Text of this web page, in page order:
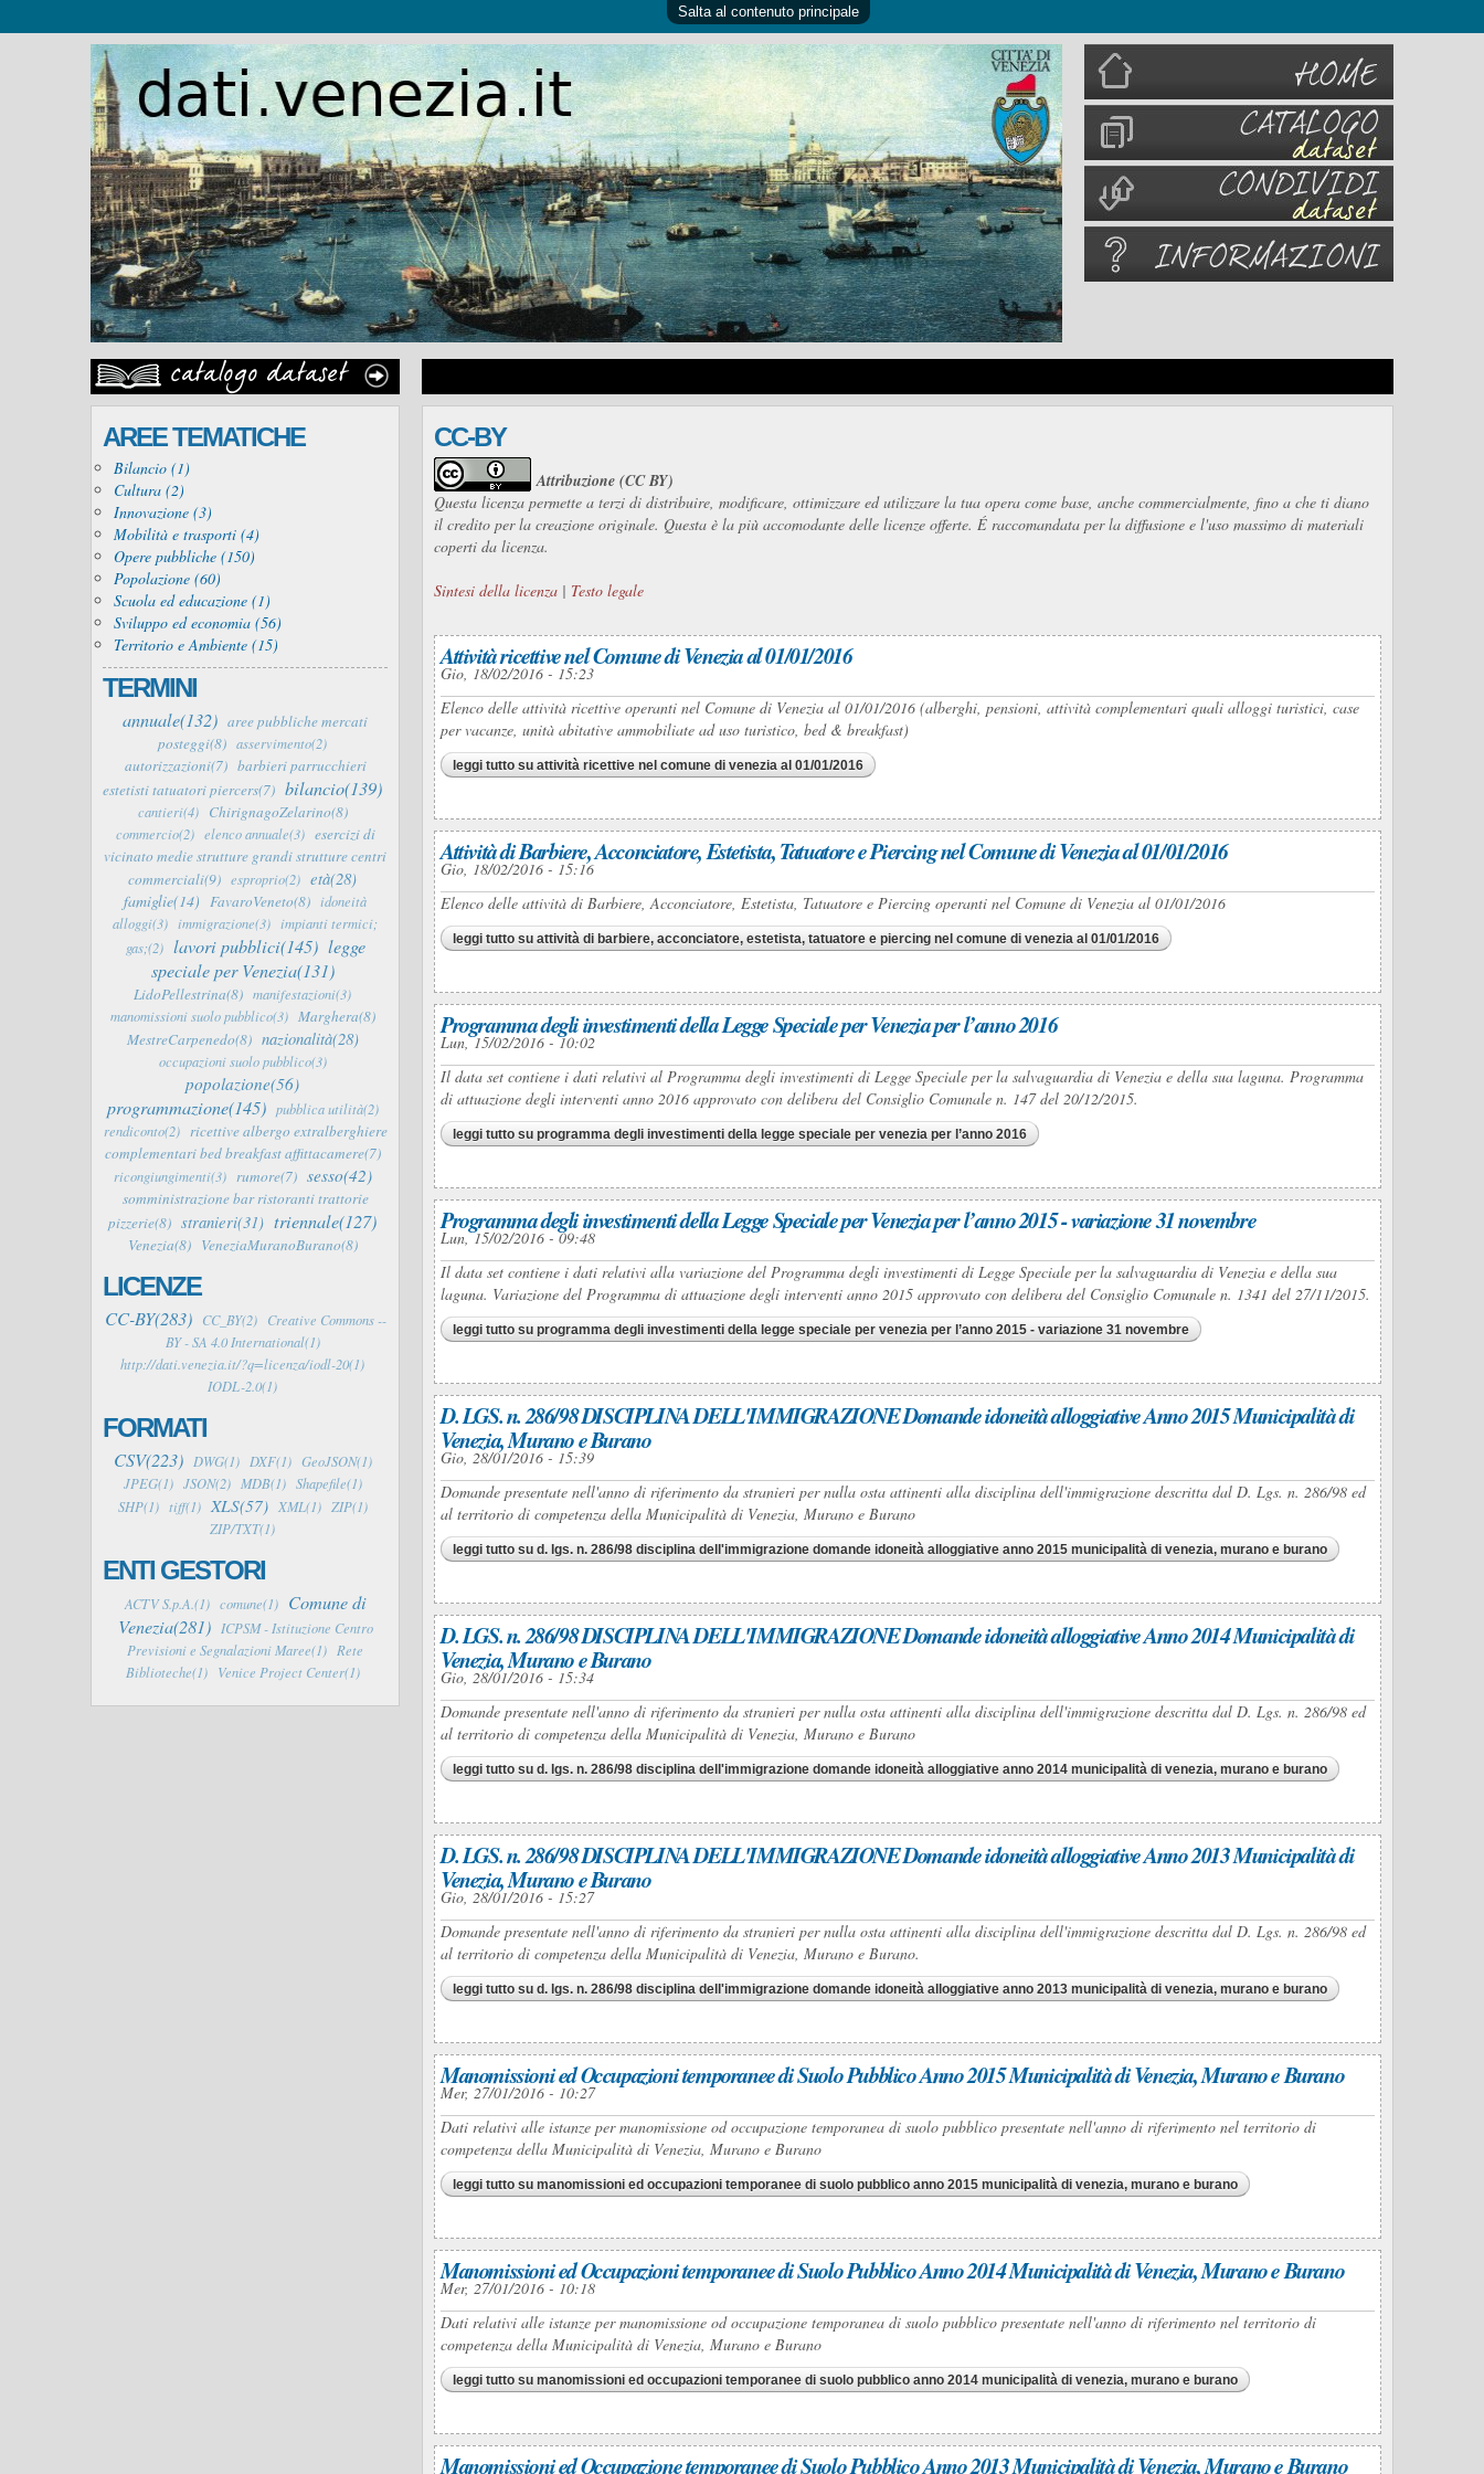
Salta al contenuto principale
AREE TEMATICHE
Bilancio (1)
Cultura (2)
Innovazione (3)
Mobilità e trasporti (4)
Opere pubbliche (150)
Popolazione (60)
Scuola ed educazione (1)
Sviluppo ed economia (56)
Territorio e Ambiente (15)
TERMINI
annuale(132) aree pubbliche mercati
posteggi(8) asservimento(2)
autorizzazioni(7) barbieri parrucchieri
estetisti tatuatori piercers(7) bilancio(139)
cantieri(4) ChirignagoZelarino(8)
commercio(2) elenco annuale(3) esercizi di
vicinato medie strutture grandi strutture centri
commerciali(9) esproprio(2) età(28)
famiglie(14) FavaroVeneto(8) idoneità
alloggi(3) immigrazione(3) impianti termici;
gas;(2) lavori pubblici(145) legge
speciale per Venezia(131)
LidoPellestrina(8) manifestazioni(3)
manomissioni suolo pubblico(3) Marghera(8)
MestreCarpenedo(8) nazionalità(28)
occupazioni suolo pubblico(3)
popolazione(56)
programmazione(145) pubblica utilità(2)
rendiconto(2) ricettive albergo extralberghiere
complementari bed breakfast affittacamere(7)
ricongiungimenti(3) rumore(7) sesso(42)
somministrazione bar ristoranti trattorie
pizzerie(8) stranieri(31) triennale(127)
Venezia(8) VeneziaMuranoBurano(8)
LICENZE
CC-BY(283) CC_BY(2)
Creative Commons --
BY - SA 4.0 International(1)
http://dati.venezia.it/?q=licenza/iodl-20(1)
IODL-2.0(1)
FORMATI
CSV(223) DWG(1) DXF(1) GeoJSON(1)
JPEG(1) JSON(2) MDB(1) Shapefile(1)
SHP(1) tiff(1) XLS(57) XML(1)
ZIP(1)
ZIP/TXT(1)
ENTI GESTORI
ACTV S.p.A.(1) comune(1)
Comune di
Venezia(281)
ICPSM - Istituzione Centro
Previsioni e Segnalazioni Maree(1)
Rete
Biblioteche(1)
Venice Project Center(1)
CC-BY
Attribuzione (CC BY)
Questa licenza permette a terzi di distribuire, modificare, ottimizzare ed utilizzare la tua opera come base, anche commercialmente, fino a che ti diano
il credito per la creazione originale. Questa è la più accomodante delle licenze offerte. É raccomandata per la diffusione e l'uso massimo di materiali
coperti da licenza.
Sintesi della licenza | Testo legale
Attività ricettive nel Comune di Venezia al 01/01/2016
Gio, 18/02/2016 - 15:23
Elenco delle attività ricettive operanti nel Comune di Venezia al 01/01/2016 (alberghi, pensioni, attività complementari quali alloggi turistici, case
per vacanze, unità abitative ammobiliate ad uso turistico, bed & breakfast)
leggi tutto su attività ricettive nel comune di venezia al 01/01/2016
Attività di Barbiere, Acconciatore, Estetista, Tatuatore e Piercing nel Comune di Venezia al 01/01/2016
Gio, 18/02/2016 - 15:16
Elenco delle attività di Barbiere, Acconciatore, Estetista, Tatuatore e Piercing operanti nel Comune di Venezia al 01/01/2016
leggi tutto su attività di barbiere, acconciatore, estetista, tatuatore e piercing nel comune di venezia al 01/01/2016
Programma degli investimenti della Legge Speciale per Venezia per l’anno 2016
Lun, 15/02/2016 - 10:02
Il data set contiene i dati relativi al Programma degli investimenti di Legge Speciale per la salvaguardia di Venezia e della sua laguna. Programma
di attuazione degli interventi anno 2016 approvato con delibera del Consiglio Comunale n. 147 del 20/12/2015.
leggi tutto su programma degli investimenti della legge speciale per venezia per l’anno 2016
Programma degli investimenti della Legge Speciale per Venezia per l’anno 2015 - variazione 31 novembre
Lun, 15/02/2016 - 09:48
Il data set contiene i dati relativi alla variazione del Programma degli investimenti di Legge Speciale per la salvaguardia di Venezia e della sua
laguna. Variazione del Programma di attuazione degli interventi anno 2015 approvato con delibera del Consiglio Comunale n. 1341 del 27/11/2015.
leggi tutto su programma degli investimenti della legge speciale per venezia per l’anno 2015 - variazione 31 novembre
D. LGS. n. 286/98 DISCIPLINA DELL'IMMIGRAZIONE Domande idoneità alloggiative Anno 2015 Municipalità di
Venezia, Murano e Burano
Gio, 28/01/2016 - 15:39
Domande presentate nell'anno di riferimento da stranieri per nulla osta attinenti alla disciplina dell'immigrazione descritta dal D. Lgs. n. 286/98 ed
al territorio di competenza della Municipalità di Venezia, Murano e Burano
leggi tutto su d. lgs. n. 286/98 disciplina dell'immigrazione domande idoneità alloggiative anno 2015 municipalità di venezia, murano e burano
D. LGS. n. 286/98 DISCIPLINA DELL'IMMIGRAZIONE Domande idoneità alloggiative Anno 2014 Municipalità di
Venezia, Murano e Burano
Gio, 28/01/2016 - 15:34
Domande presentate nell'anno di riferimento da stranieri per nulla osta attinenti alla disciplina dell'immigrazione descritta dal D. Lgs. n. 286/98 ed
al territorio di competenza della Municipalità di Venezia, Murano e Burano
leggi tutto su d. lgs. n. 286/98 disciplina dell'immigrazione domande idoneità alloggiative anno 2014 municipalità di venezia, murano e burano
D. LGS. n. 286/98 DISCIPLINA DELL'IMMIGRAZIONE Domande idoneità alloggiative Anno 2013 Municipalità di
Venezia, Murano e Burano
Gio, 28/01/2016 - 15:27
Domande presentate nell'anno di riferimento da stranieri per nulla osta attinenti alla disciplina dell'immigrazione descritta dal D. Lgs. n. 286/98 ed
al territorio di competenza della Municipalità di Venezia, Murano e Burano.
leggi tutto su d. lgs. n. 286/98 disciplina dell'immigrazione domande idoneità alloggiative anno 2013 municipalità di venezia, murano e burano
Manomissioni ed Occupazioni temporanee di Suolo Pubblico Anno 2015 Municipalità di Venezia, Murano e Burano
Mer, 27/01/2016 - 10:27
Dati relativi alle istanze per manomissione od occupazione temporanea di suolo pubblico presentate nell'anno di riferimento nel territorio di
competenza della Municipalità di Venezia, Murano e Burano
leggi tutto su manomissioni ed occupazioni temporanee di suolo pubblico anno 2015 municipalità di venezia, murano e burano
Manomissioni ed Occupazioni temporanee di Suolo Pubblico Anno 2014 Municipalità di Venezia, Murano e Burano
Mer, 27/01/2016 - 10:18
Dati relativi alle istanze per manomissione od occupazione temporanea di suolo pubblico presentate nell'anno di riferimento nel territorio di
competenza della Municipalità di Venezia, Murano e Burano
leggi tutto su manomissioni ed occupazioni temporanee di suolo pubblico anno 2014 municipalità di venezia, murano e burano
Manomissioni ed Occupazione temporanee di Suolo Pubblico Anno 2013 Municipalità di Venezia, Murano e Burano